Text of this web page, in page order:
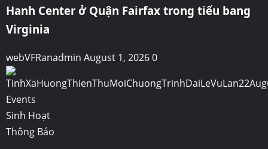
Hanh Center ở Quận Fairfax trong tiểu bang
Virginia
webVFRanadmin August 1, 20260
Events
Sinh Hoạt
Thông Báo